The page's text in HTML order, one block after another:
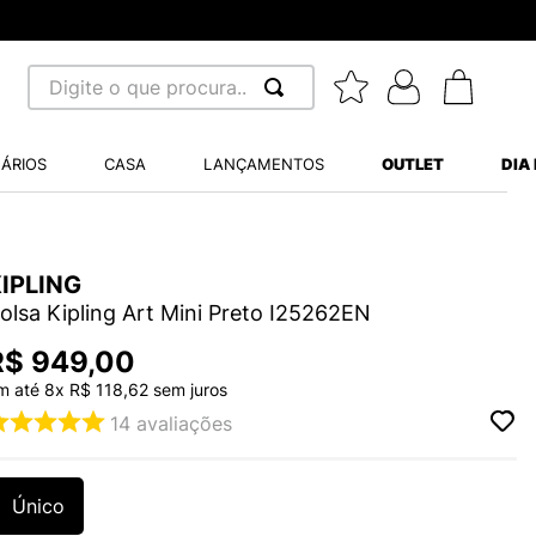
Digite o que procura...
CASA LANÇAMENTOS OUTLET DIA
Kipling Art Mini Preto I25262EN
949,00
até8x R$ 118,62 sem juros
14 avaliações
Único
BALANCE 530